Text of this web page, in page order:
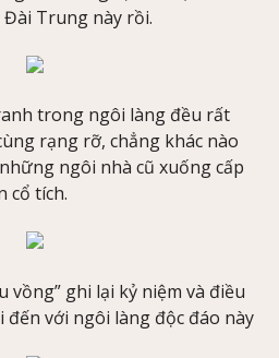
Trung này rồi.
trong ngôi làng đều rất
rạng rỡ, chẳng khác nào
ngôi nhà cũ xuống cấp
cổ tích.
vồng” ghi lại kỷ niệm và điều
đến với ngôi làng độc đáo này